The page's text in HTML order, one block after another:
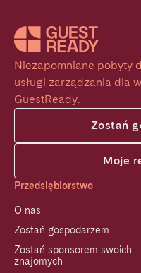
Niezapomniane pobyty
usługi zarządzania dla
GuestReady.
Zostań
Moje
Przedsiębiorstwo
O nas
Zostań gospodarzem
Zostań sponsorem swoich
znajomych